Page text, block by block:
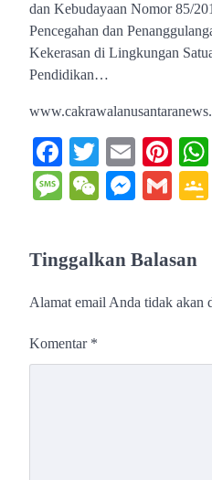
dan Kebudayaan Nomor 85/
Pencegahan dan
Kekerasan di Lingkungan
Pendidikan…
Facebook
Twitter
Email
Message
WeChat
Tinggalkan Balasan
Alamat email Anda tidak akan
Komentar *